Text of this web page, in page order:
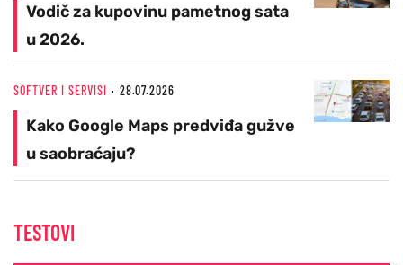
Vodič za kupovinu pametnog sata
u 2026.
SOFTVER I SERVISI 28.07.2026
Kako Google Maps predviđa gužve
u saobraćaju?
TESTOVI